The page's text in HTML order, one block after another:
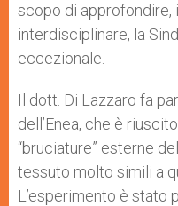
scopo di approfondire,
interdisciplinare, la
eccezionale.
Il dott. Di Lazzaro fa
dell’Enea, che è
“bruciature” esterne
tessuto molto simili a
L’esperimento è stato